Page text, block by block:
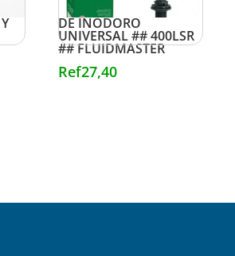
VALVULA DE LLENADO
DE INODORO
UNIVERSAL ## 400LSR
## FLUIDMASTER
Ref27,40